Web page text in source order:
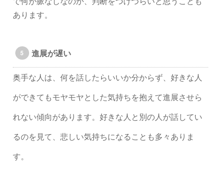
あります。
進展が遅い
奥手な人は、何を話したらいいか分からず、好きな人
ができてもモヤモヤとした気持ちを抱えて進展させら
れない傾向があります。好きな人と別の人が話してい
るのを見て、悲しい気持ちになることも多々ありま
す。